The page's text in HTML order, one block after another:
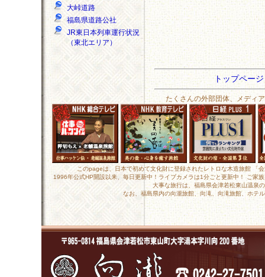
大峠道路
福島県道路公社
JR東日本列車運行状況
（東北エリア）
トップペー
たくさんの外部団体、メディ
このpageは、日本で初めて文化財に登録されたレトロな木造旅館
1996年公式HP開設以来、毎日更新中！ライブカメラは1分ごと更新中！ ご家
大事な旅行は、福島県会津若松東山温泉
なお、福島県内の向瀧旅館、向滝、向滝旅館、ホテ